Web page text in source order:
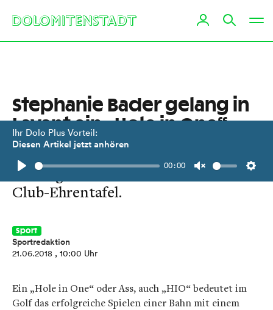
Ihr Dolo Plus Vorteil:
Diesen Artikel jetzt anhören
Play
00:00
Unmute
Stephanie Bader gelang in
Lavant ein „Hole in One“
Mit einem präzisen 85 Meter-Schlag
verewigt sich die Golferin auf der
Club-Ehrentafel.
Sport
Sportredaktion
21.06.2018 , 10:00 Uhr
Ein „Hole in One“ oder Ass, auch „HIO“ bedeutet im
Golf das erfolgreiche Spielen einer Bahn mit einem